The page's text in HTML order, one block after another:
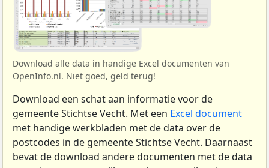
Download alle data in handige Excel documenten van
OpenInfo.nl. Niet goed, geld terug!
Download een schat aan informatie voor de
gemeente Stichtse Vecht. Met een Excel document
met handige werkbladen met de data over de
postcodes in de gemeente Stichtse Vecht. Daarnaast
bevat de download andere documenten met de data